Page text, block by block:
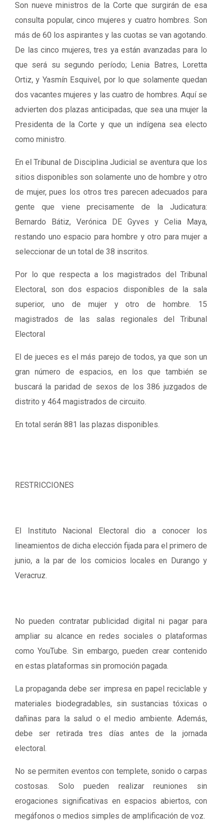
Son nueve ministros de la Corte que surgirán de esa
consulta popular, cinco mujeres y cuatro hombres. Son
más de 60 los aspirantes y las cuotas se van agotando.
De las cinco mujeres, tres ya están avanzadas para lo
que será su segundo período; Lenia Batres, Loretta
Ortiz, y Yasmín Esquivel, por lo que solamente quedan
dos vacantes mujeres y las cuatro de hombres. Aquí se
advierten dos plazas anticipadas, que sea una mujer la
Presidenta de la Corte y que un indígena sea electo
como ministro.
En el Tribunal de Disciplina Judicial se aventura que los
sitios disponibles son solamente uno de hombre y otro
de mujer, pues los otros tres parecen adecuados para
gente que viene precisamente de la Judicatura:
Bernardo Bátiz, Verónica DE Gyves y Celia Maya,
restando uno espacio para hombre y otro para mujer a
seleccionar de un total de 38 inscritos.
Por lo que respecta a los magistrados del Tribunal
Electoral, son dos espacios disponibles de la sala
superior, uno de mujer y otro de hombre. 15
magistrados de las salas regionales del Tribunal
Electoral
El de jueces es el más parejo de todos, ya que son un
gran número de espacios, en los que también se
buscará la paridad de sexos de los 386 juzgados de
distrito y 464 magistrados de circuito.
En total serán 881 las plazas disponibles.
RESTRICCIONES
El Instituto Nacional Electoral dio a conocer los
lineamientos de dicha elección fijada para el primero de
junio, a la par de los comicios locales en Durango y
Veracruz.
No pueden contratar publicidad digital ni pagar para
ampliar su alcance en redes sociales o plataformas
como YouTube. Sin embargo, pueden crear contenido
en estas plataformas sin promoción pagada.
La propaganda debe ser impresa en papel reciclable y
materiales biodegradables, sin sustancias tóxicas o
dañinas para la salud o el medio ambiente. Además,
debe ser retirada tres días antes de la jornada
electoral.
No se permiten eventos con templete, sonido o carpas
costosas. Solo pueden realizar reuniones sin
erogaciones significativas en espacios abiertos, con
megáfonos o medios simples de amplificación de voz.